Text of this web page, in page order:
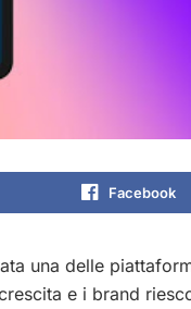
Facebook
una delle
e i brand